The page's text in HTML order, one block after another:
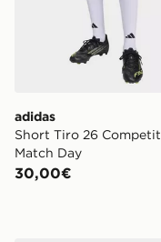
adidas
Short Tiro 26
Match Day
30,00€